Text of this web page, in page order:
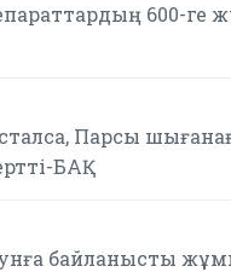
600-
Парсы
БАҚ
байланысты